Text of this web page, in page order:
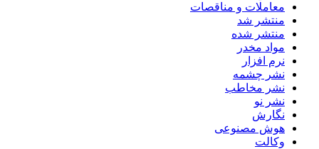
معاملات و مناقصات
منتشر شد
منتشر شده
مواد مخدر
نرم افزار
نشر چشمه
نشر مخاطب
نشر نو
نگارش
هوش مصنوعی
وکالت